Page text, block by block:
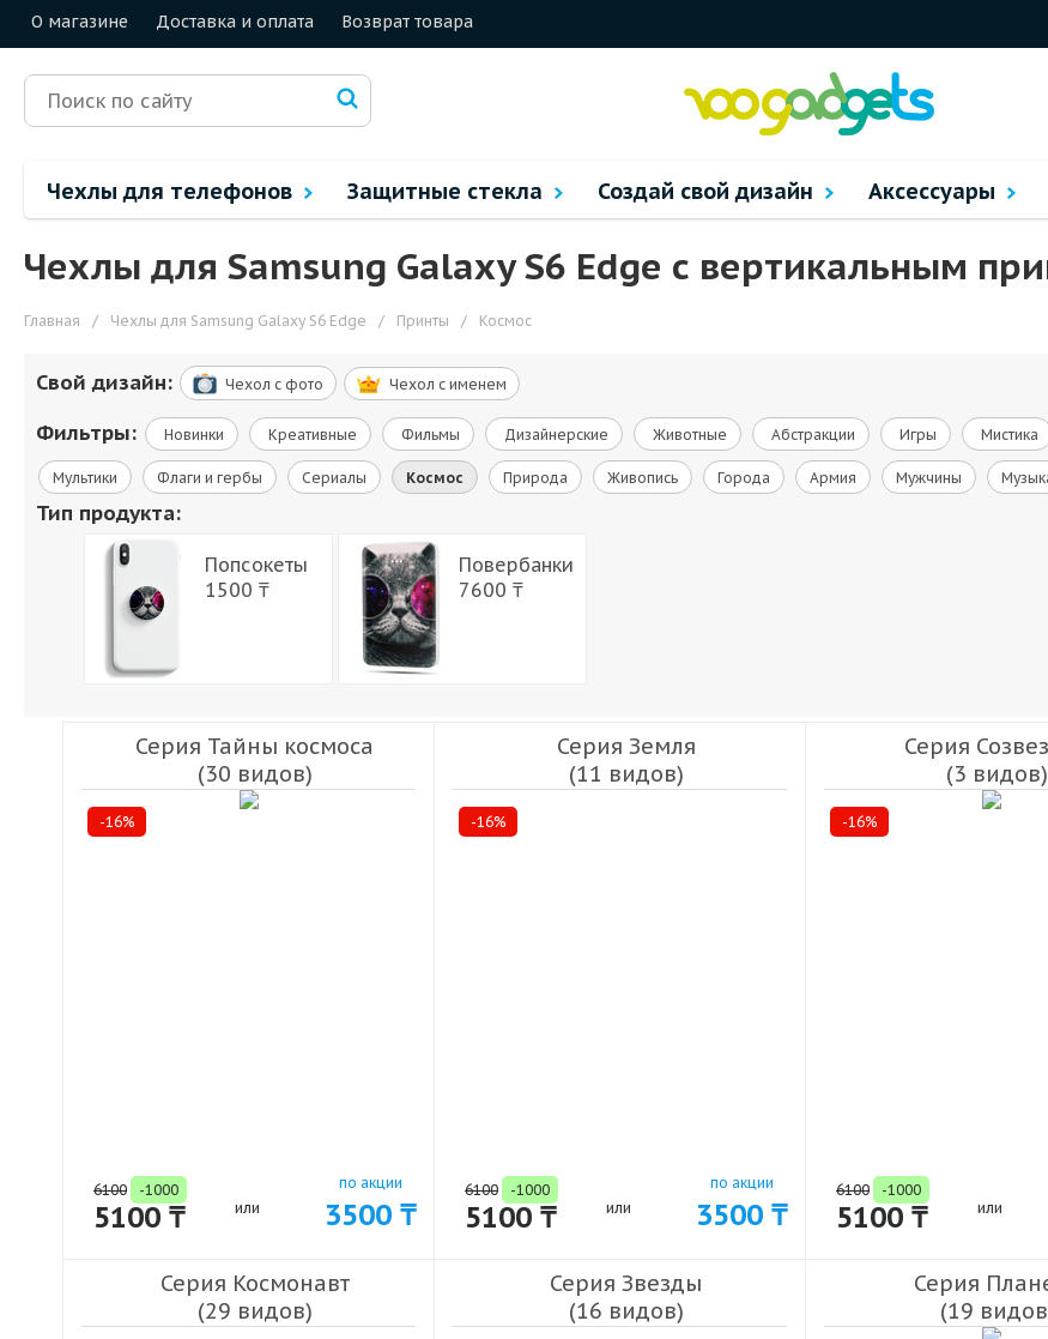
О магазине Доставка и оплата Возврат товара
Чехлы для телефонов Защитные стекла Создай свой дизайн Аксессуары
Чехлы для Samsung Galaxy S6 Edge с вертикальным
Главная / Чехлы для Samsung Galaxy S6 Edge / Принты / Космос
Свой дизайн: Чехол c фото Чехол c именем
Фильтры: Новинки Креативные Фильмы Дизайнерские Животные Абстракции Игры Мистика
Мультики Флаги и гербы Сериалы Космос Природа Живопись Города Армия Мужчины
Тип продукта:
Попсокеты
1500 ₸
Повербанки
7600 ₸
Серия Тайны космоса
(30 видов)
-16%
6100 -1000
5100 ₸ или
по акции
3500 ₸
Серия Земля
(11 видов)
-16%
6100 -1000
5100 ₸ или
по акции
3500 ₸
Серия
(3 видов)
-16%
6100 -1000
5100 ₸ или
Серия Космонавт
(29 видов)
Серия Звезды
(16 видов)
Серия
(19